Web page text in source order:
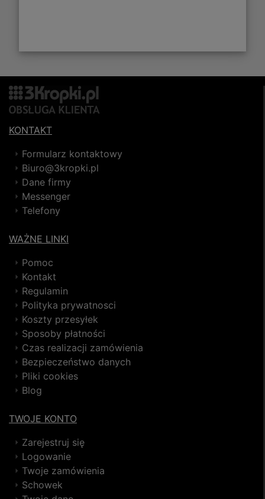
KONTAKT
Formularz kontaktowy
Biuro@3kropki.pl
Dane firmy
Messenger
Telefony
WAŻNE LINKI
Pomoc
Kontakt
Regulamin
Polityka prywatnosci
Koszty przesyłek
Sposoby płatności
Czas realizacji zamówienia
Bezpieczeństwo danych
Pliki cookies
Blog
TWOJE KONTO
Zarejestruj się
Logowanie
Twoje zamówienia
Schowek